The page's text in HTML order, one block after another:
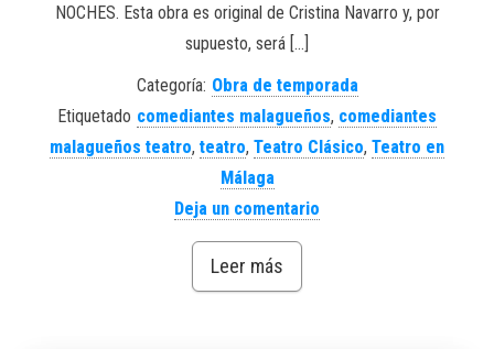
NOCHES. Esta obra es original de Cristina Navarro y, por
supuesto, será […]
Categoría: Obra de temporada
Etiquetado comediantes malagueños, comediantes
malagueños teatro, teatro, Teatro Clásico, Teatro en
Málaga
Deja un comentario
Leer más